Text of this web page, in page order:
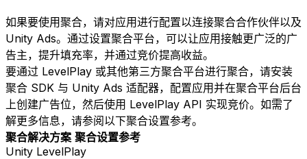
如果要使用聚合，请对应用进行配置以连接聚合合作伙伴以及
Unity Ads。通过设置聚合平台，可以让应用接触更广泛的广
告主，提升填充率，并通过竞价提高收益。
要通过 LevelPlay 或其他第三方聚合平台进行聚合，请安装
聚合 SDK 与 Unity Ads 适配器，配置应用并在聚合平台后台
上创建广告位，然后使用 LevelPlay API 实现竞价。如需了
解更多信息，请参阅以下聚合设置参考。
聚合解决方案 聚合设置参考
Unity LevelPlay